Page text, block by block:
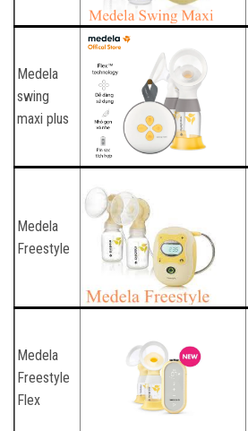
Medela
swing
maxi plus
Medela
Freestyle
Medela
Freestyle
Flex